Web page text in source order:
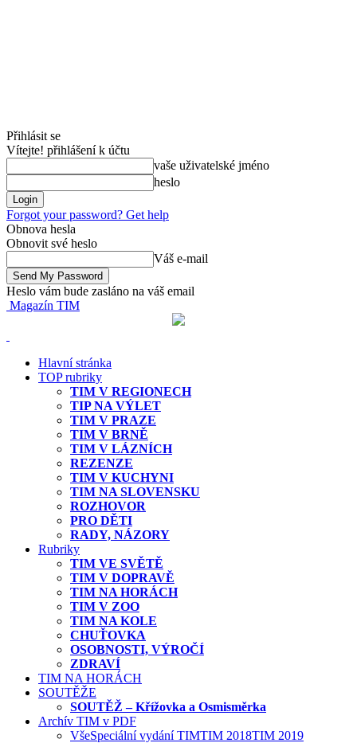
Přihlásit se
Vítejte! přihlášení k účtu
vaše uživatelské jméno
heslo
Forgot your password? Get help
Obnova hesla
Obnovit své heslo
Váš e-mail
Heslo vám bude zasláno na váš email
Magazín TIM
Hlavní stránka
TOP rubriky
TIM V REGIONECH
TIP NA VÝLET
TIM V PRAZE
TIM V BRNĚ
TIM V LÁZNÍCH
REZENZE
TIM V KUCHYNI
TIM NA SLOVENSKU
ROZHOVOR
PRO DĚTI
RADY, NÁZORY
Rubriky
TIM VE SVĚTĚ
TIM V DOPRAVĚ
TIM NA HORÁCH
TIM V ZOO
TIM NA KOLE
CHUŤOVKA
OSOBNOSTI, VÝROČÍ
ZDRAVÍ
TIM NA HORÁCH
SOUTĚŽE
SOUTĚŽ – Křížovka a Osmisměrka
Archív TIM v PDF
VšeSpeciální vydání TIMTIM 2018TIM 2019